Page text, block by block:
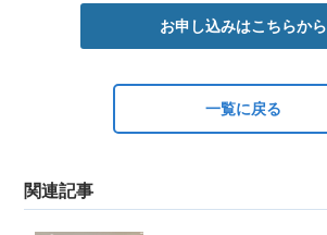
お申し込みはこちらから
一覧に戻る
関連記事